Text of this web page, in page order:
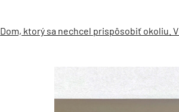
Dom, ktorý sa nechcel prispôsobiť okoliu.